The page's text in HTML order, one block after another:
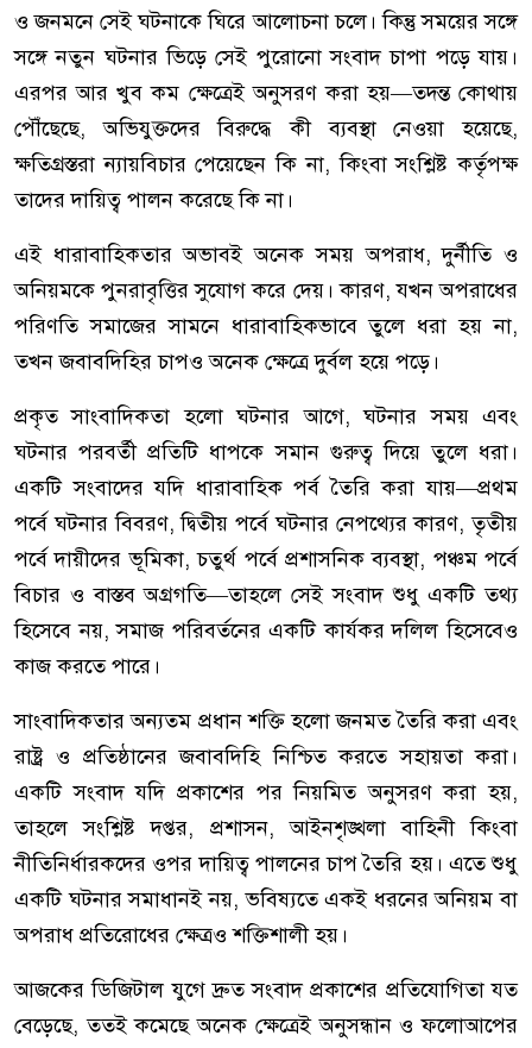
ও জনমনে সেই ঘটনাকে ঘিরে আলোচনা চলে। কিন্তু সময়ের সঙ্গে
সঙ্গে নতুন ঘটনার ভিড়ে সেই পুরোনো সংবাদ চাপা পড়ে যায়।
এরপর আর খুব কম ক্ষেত্রেই অনুসরণ করা হয়—তদন্ত কোথায়
পৌঁছেছে, অভিযুক্তদের বিরুদ্ধে কী ব্যবস্থা নেওয়া হয়েছে,
ক্ষতিগ্রস্তরা ন্যায়বিচার পেয়েছেন কি না, কিংবা সংশ্লিষ্ট কর্তৃপক্ষ
তাদের দায়িত্ব পালন করেছে কি না।
এই ধারাবাহিকতার অভাবই অনেক সময় অপরাধ, দুর্নীতি ও
অনিয়মকে পুনরাবৃত্তির সুযোগ করে দেয়। কারণ, যখন অপরাধের
পরিণতি সমাজের সামনে ধারাবাহিকভাবে তুলে ধরা হয় না,
তখন জবাবদিহির চাপও অনেক ক্ষেত্রে দুর্বল হয়ে পড়ে।
প্রকৃত সাংবাদিকতা হলো ঘটনার আগে, ঘটনার সময় এবং
ঘটনার পরবর্তী প্রতিটি ধাপকে সমান গুরুত্ব দিয়ে তুলে ধরা।
একটি সংবাদের যদি ধারাবাহিক পর্ব তৈরি করা যায়—প্রথম
পর্বে ঘটনার বিবরণ, দ্বিতীয় পর্বে ঘটনার নেপথ্যের কারণ, তৃতীয়
পর্বে দায়ীদের ভূমিকা, চতুর্থ পর্বে প্রশাসনিক ব্যবস্থা, পঞ্চম পর্বে
বিচার ও বাস্তব অগ্রগতি—তাহলে সেই সংবাদ শুধু একটি তথ্য
হিসেবে নয়, সমাজ পরিবর্তনের একটি কার্যকর দলিল হিসেবেও
কাজ করতে পারে।
সাংবাদিকতার অন্যতম প্রধান শক্তি হলো জনমত তৈরি করা এবং
রাষ্ট্র ও প্রতিষ্ঠানের জবাবদিহি নিশ্চিত করতে সহায়তা করা।
একটি সংবাদ যদি প্রকাশের পর নিয়মিত অনুসরণ করা হয়,
তাহলে সংশ্লিষ্ট দপ্তর, প্রশাসন, আইনশৃঙ্খলা বাহিনী কিংবা
নীতিনির্ধারকদের ওপর দায়িত্ব পালনের চাপ তৈরি হয়। এতে শুধু
একটি ঘটনার সমাধানই নয়, ভবিষ্যতে একই ধরনের অনিয়ম বা
অপরাধ প্রতিরোধের ক্ষেত্রও শক্তিশালী হয়।
আজকের ডিজিটাল যুগে দ্রুত সংবাদ প্রকাশের প্রতিযোগিতা যত
বেড়েছে, ততই কমেছে অনেক ক্ষেত্রেই অনুসন্ধান ও ফলোআপের